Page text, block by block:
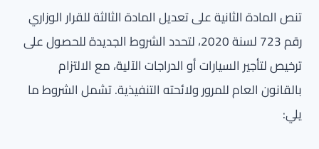
تنص المادة الثانية على تعديل المادة الثالثة للقرار الوزاري
رقم 723 لسنة 2020، لتحدد الشروط الجديدة للحصول على
ترخيص لتأجير السيارات أو الدراجات الآلية، مع الالتزام
بالقانون العام للمرور ولائحته التنفيذية. تشمل الشروط ما
يلي: